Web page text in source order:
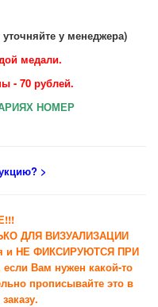
уточняйте у менеджера)
медали.
- 70 рублей.
НОМЕР
? >
ДЛЯ ВИЗУАЛИЗАЦИИ
и НЕ ФИКСИРУЮТСЯ ПРИ
Вам нужен какой-то
прописывайте это в